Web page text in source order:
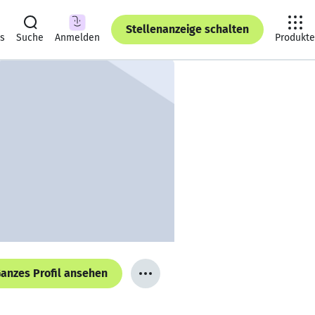
Suche Anmelden
Stellenanzeige schalten
Produkte
Profil ansehen